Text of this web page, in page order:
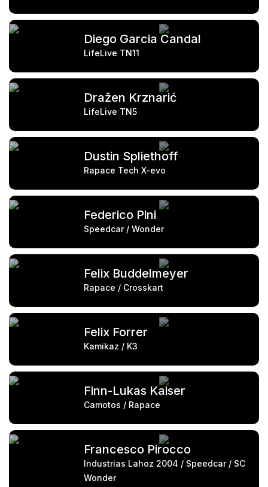
Diego Garcia Candal
LifeLive TN11
Dražen Krznarić
LifeLive TN5
Dustin Spliethoff
Rapace Tech X-evo
Federico Pini
Speedcar / Wonder
Felix Buddelmeyer
Rapace / Crosskart
Felix Forrer
Kamikaz / K3
Finn-Lukas Kaiser
Camotos / Rapace
Francesco Pirocco
Industrias Lahoz 2004 / Speedcar / SC
Wonder